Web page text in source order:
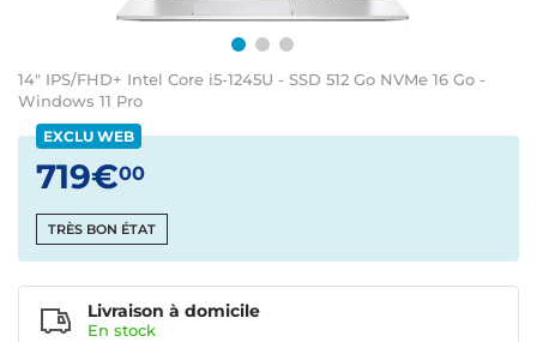
14" IPS/FHD+ Intel Core i5-1245U - SSD 512 Go NVMe 16 Go -
Windows 11 Pro
EXCLU WEB
719€00
TRÈS BON ÉTAT
Livraison à domicile
En stock